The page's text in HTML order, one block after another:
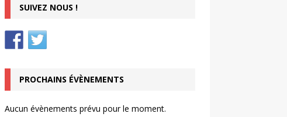
SUIVEZ NOUS !
PROCHAINS ÉVÈNEMENTS
Aucun évènements prévu pour le moment.